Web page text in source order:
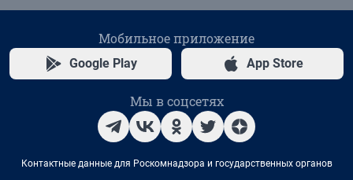
Мобильное приложение
Google Play App Store
Мы в соцсетях
Контактные данные для Роскомнадзора и государственных органов